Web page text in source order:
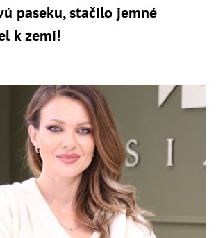
paseku, stačilo jemné
k zemi!